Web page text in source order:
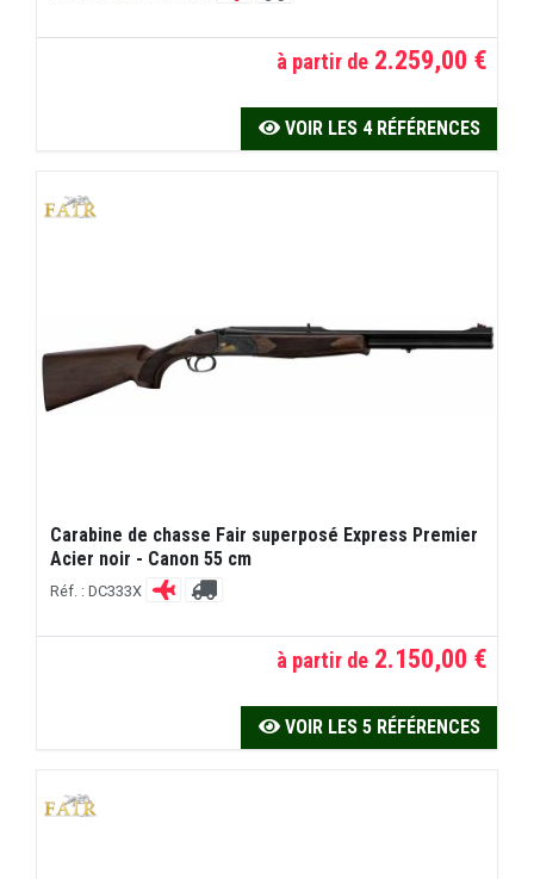
à partir de 2.259,00 €
VOIR LES 4 RÉFÉRENCES
Carabine de chasse Fair superposé Express Premier
Acier noir - Canon 55 cm
Réf. : DC333X
à partir de 2.150,00 €
VOIR LES 5 RÉFÉRENCES